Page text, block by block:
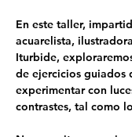
En este taller,
acuarelista,
Iturbide,
de ejercicios guiados
experimentar con
contrastes, tal como